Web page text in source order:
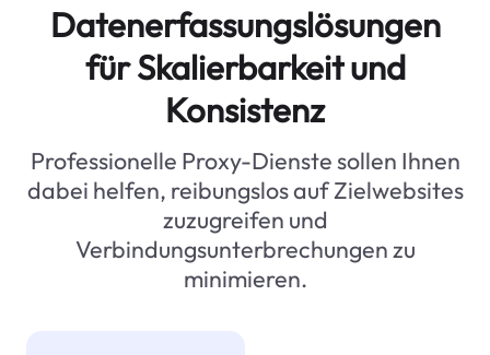
Datenerfassungslösungen
für Skalierbarkeit und
Konsistenz
Professionelle Proxy-Dienste sollen Ihnen
dabei helfen, reibungslos auf Zielwebsites
zuzugreifen und
Verbindungsunterbrechungen zu
minimieren.